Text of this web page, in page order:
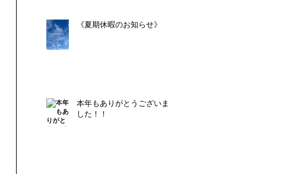
《夏期休暇のお知らせ》
本年もありがとうございま
した！！